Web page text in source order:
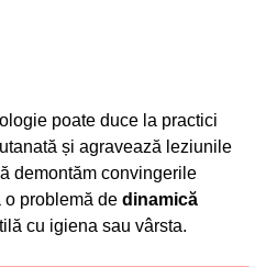
poate duce la practici
și agravează leziunile
demontăm convingerile
o problemă de dinamică
cu igiena sau vârsta.